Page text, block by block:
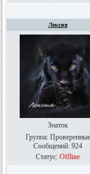
Лексия
Знаток
Группа: Проверенные
Сообщений: 924
Статус: Offline